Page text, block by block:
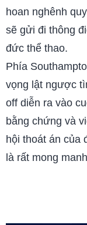
hoan nghênh
sẽ gửi đi thông
đức thể thao.
Phía
vọng lật ngược
off diễn ra vào
bằng chứng và
hội thoát án của
là rất mong